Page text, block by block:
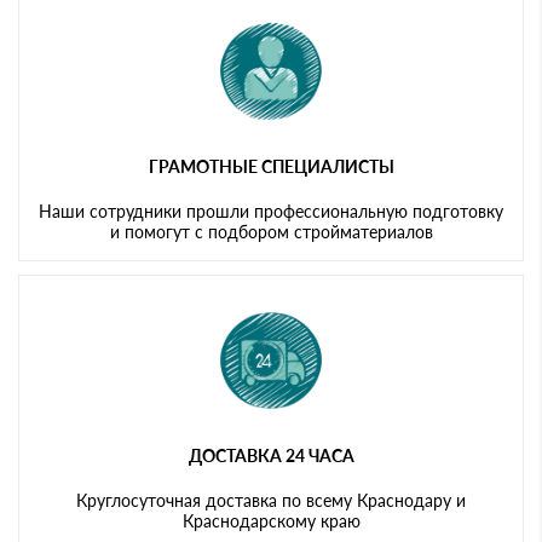
ГРАМОТНЫЕ СПЕЦИАЛИСТЫ
Наши сотрудники прошли профессиональную подготовку
и помогут с подбором стройматериалов
ДОСТАВКА 24 ЧАСА
Круглосуточная доставка по всему Краснодару и
Краснодарскому краю